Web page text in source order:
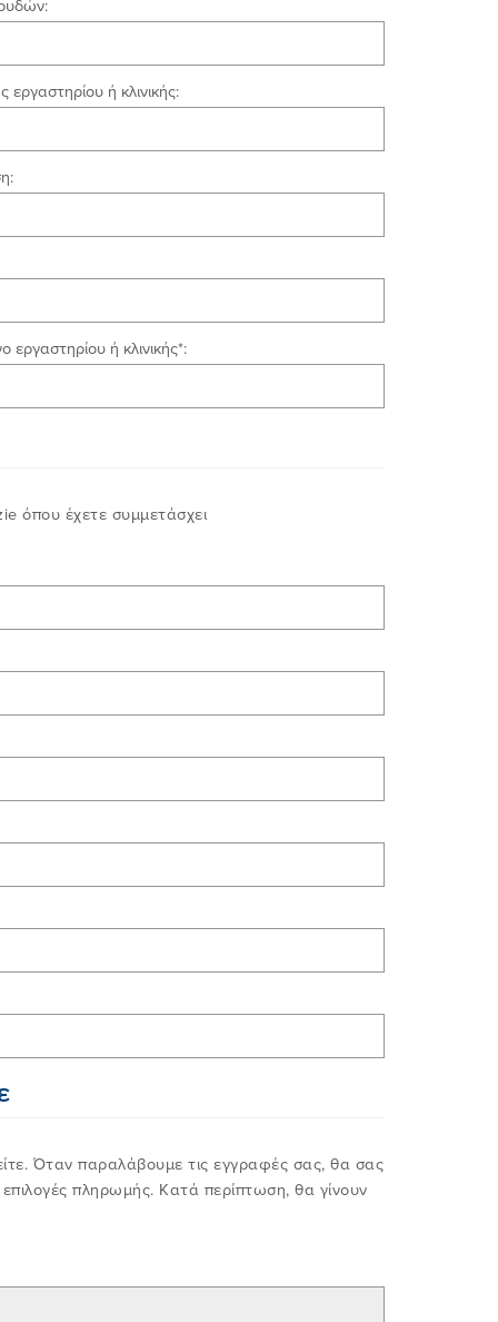
εργαστηρίου ή κλινικής:
εργαστηρίου ή κλινικής*:
όπου έχετε συμμετάσχει
Όταν παραλάβουμε τις εγγραφές σας, θα σας
πληρωμής. Κατά περίπτωση, θα γίνουν